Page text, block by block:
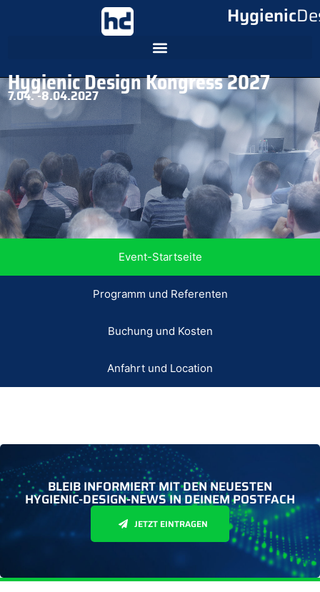
Hygienic
Hygienic Design Kongress 2027
7.04. -8.04.2027
Event-Startseite
Programm und Referenten
Buchung und Kosten
Anfahrt und Location
BLEIB INFORMIERT MIT DEN NEUESTEN
HYGIENIC-DESIGN-NEWS IN DEINEM POSTFACH
JETZT EINTRAGEN